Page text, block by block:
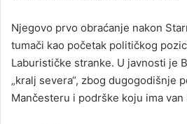
Njegovo prvo obraćanje nakon
tumači kao početak političkog
Laburističke stranke. U javnosti je
„kralj severa“, zbog dugogodišnje
Mančesteru i podrške koju ima van